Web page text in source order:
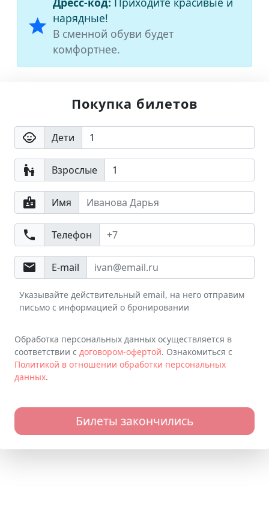
star нарядные!
В сменной обуви будет
комфортнее.
Покупка билетов
child_care Дети
escalator_warning Взрослые
badge Имя
phone Телефон
email E-mail
Указывайте действительный email, на него отправим
письмо с информацией о бронировании
Обработка персональных данных осуществляется в
соответствии с договором-офертой. Ознакомиться с
Политикой в отношении обработки персональных
данных.
Билеты закончились